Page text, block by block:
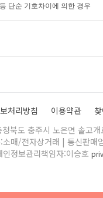
단순 기호차이에 의한 경우
처리방침 이용약관
북도 충주시 노은면 솔고
매/전자상거래 | 통신판매
정보관리책임자:이승호